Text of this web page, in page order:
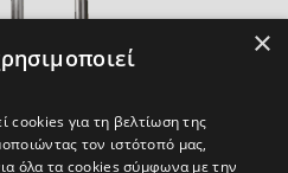
×
cookies για τη βελτίωση της
τον ιστότοπό μας,
όλα τα cookies σύμφωνα με την